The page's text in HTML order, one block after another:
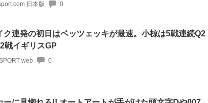
日本版 0
ク連発の初日はベッツェッキが最速。小椋は5戦連続Q2
戦イギリスGP
web 0